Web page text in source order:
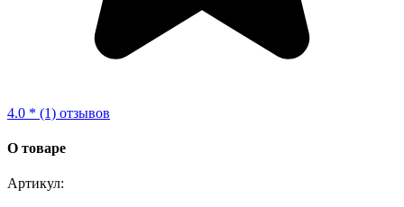
4.0 * (1) отзывов
О товаре
Артикул: